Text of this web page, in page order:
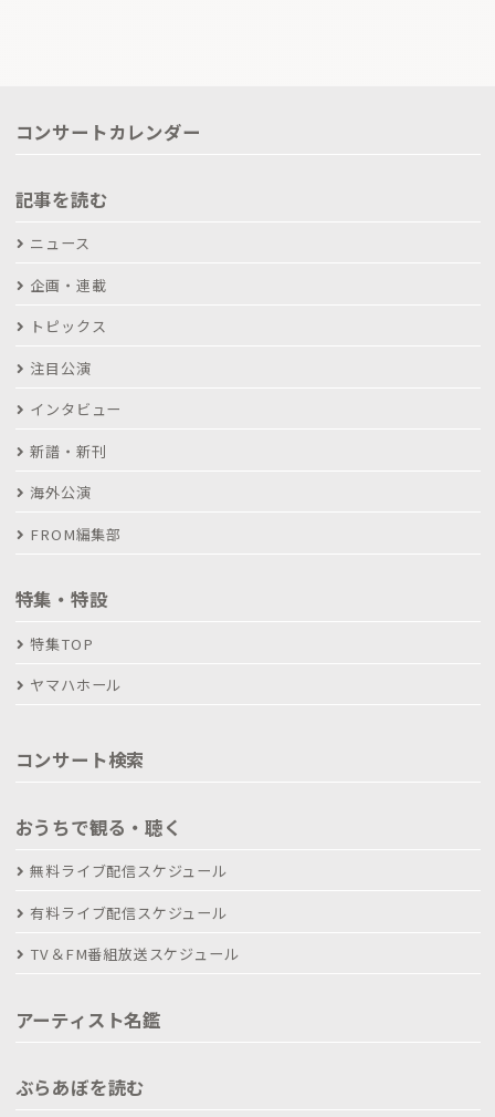
コンサートカレンダー
記事を読む
ニュース
企画・連載
トピックス
注目公演
インタビュー
新譜・新刊
海外公演
FROM編集部
特集・特設
特集TOP
ヤマハホール
コンサート検索
おうちで観る・聴く
無料ライブ配信スケジュール
有料ライブ配信スケジュール
TV＆FM番組放送スケジュール
アーティスト名鑑
ぶらあぼを読む